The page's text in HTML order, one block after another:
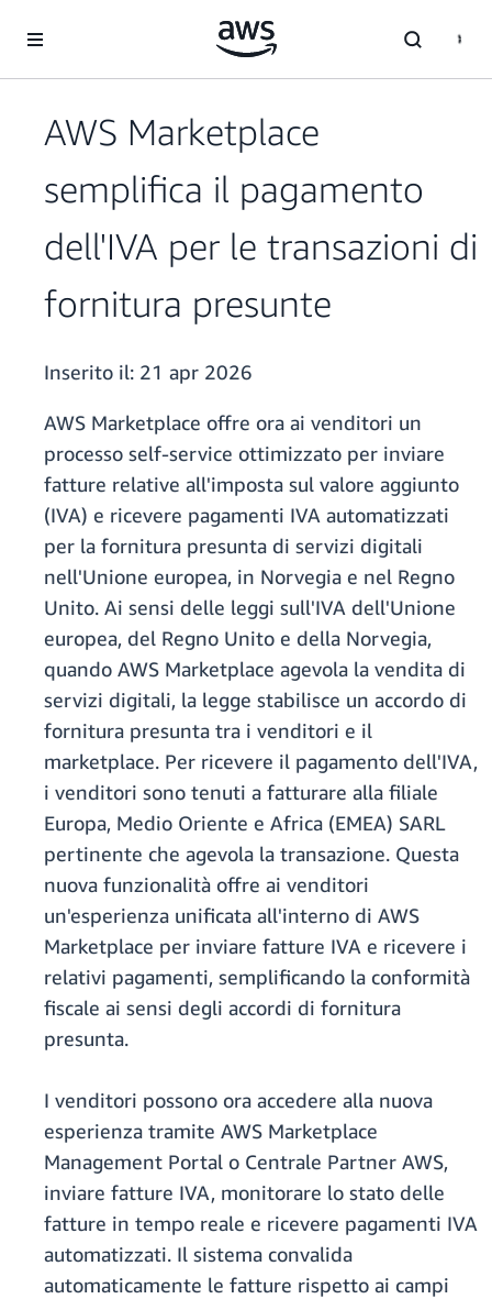
AWS Marketplace
semplifica il pagamento
dell'IVA per le transazioni di
fornitura presunte
Inserito il: 21 apr 2026
AWS Marketplace offre ora ai venditori un
processo self-service ottimizzato per inviare
fatture relative all'imposta sul valore aggiunto
(IVA) e ricevere pagamenti IVA automatizzati
per la fornitura presunta di servizi digitali
nell'Unione europea, in Norvegia e nel Regno
Unito. Ai sensi delle leggi sull'IVA dell'Unione
europea, del Regno Unito e della Norvegia,
quando AWS Marketplace agevola la vendita di
servizi digitali, la legge stabilisce un accordo di
fornitura presunta tra i venditori e il
marketplace. Per ricevere il pagamento dell'IVA,
i venditori sono tenuti a fatturare alla filiale
Europa, Medio Oriente e Africa (EMEA) SARL
pertinente che agevola la transazione. Questa
nuova funzionalità offre ai venditori
un'esperienza unificata all'interno di AWS
Marketplace per inviare fatture IVA e ricevere i
relativi pagamenti, semplificando la conformità
fiscale ai sensi degli accordi di fornitura
presunta.
I venditori possono ora accedere alla nuova
esperienza tramite AWS Marketplace
Management Portal o Centrale Partner AWS,
inviare fatture IVA, monitorare lo stato delle
fatture in tempo reale e ricevere pagamenti IVA
automatizzati. Il sistema convalida
automaticamente le fatture rispetto ai campi